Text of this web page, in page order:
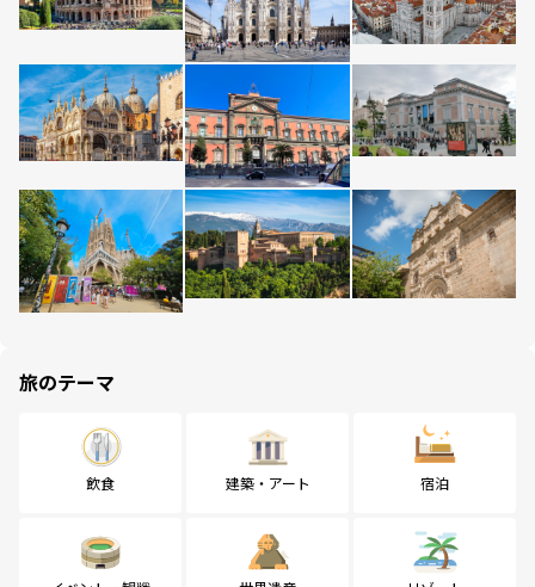
旅のテーマ
飲食 建築・アート 宿泊